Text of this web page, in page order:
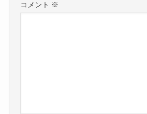
コメント ※